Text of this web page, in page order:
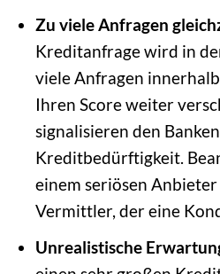
Zu viele Anfragen
Kreditanfrage wird in
viele Anfragen
Ihren Score weiter
signalisieren den
Kreditbedürftigkeit.
einem seriösen
Vermittler, der eine
Unrealistische